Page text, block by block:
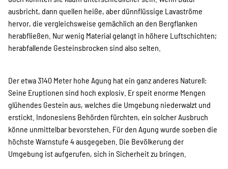
ausbricht, dann quellen heiße, aber dünnflüssige Lavaströme
hervor, die vergleichsweise gemächlich an den Bergflanken
herabfließen. Nur wenig Material gelangt in höhere Luftschichten;
herabfallende Gesteinsbrocken sind also selten.
Der etwa 3140 Meter hohe Agung hat ein ganz anderes Naturell:
Seine Eruptionen sind hoch explosiv. Er speit enorme Mengen
glühendes Gestein aus, welches die Umgebung niederwalzt und
erstickt. Indonesiens Behörden fürchten, ein solcher Ausbruch
könne unmittelbar bevorstehen. Für den Agung wurde soeben die
höchste Warnstufe 4 ausgegeben. Die Bevölkerung der
Umgebung ist aufgerufen, sich in Sicherheit zu bringen.